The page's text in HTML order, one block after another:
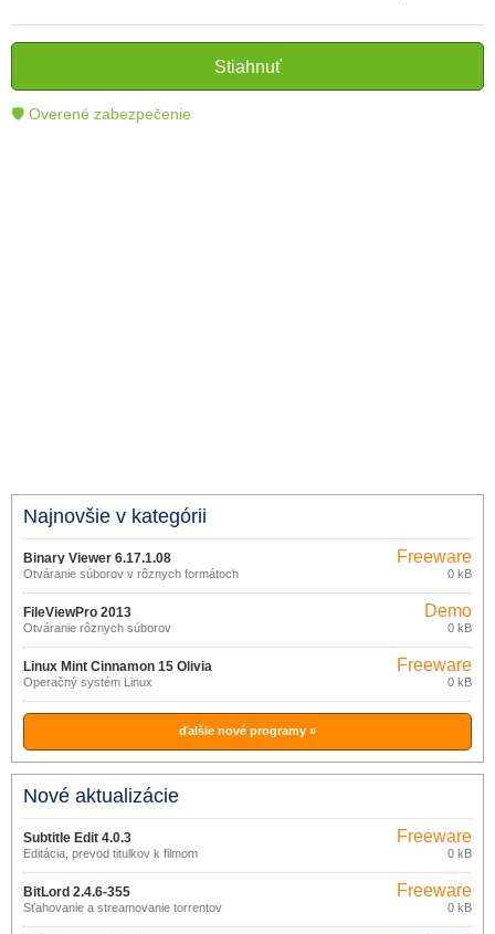
informatívnych textov, ktoré pomáhajú
čitateľom lepšie porozumieť a využiť moderné
technológie.
Stiahnuť
🛡 Overené zabezpečenie
Najnovšie v kategórii
Binary Viewer 6.17.1.08
Otváranie súborov v rôznych formátoch
Freeware
0 kB
FileViewPro 2013
Otváranie rôznych súborov
Demo
0 kB
Linux Mint Cinnamon 15 Olivia
Operačný systém Linux
Freeware
0 kB
ďalšie nové programy »
Nové aktualizácie
Subtitle Edit 4.0.3
Editácia, prevod titulkov k filmom
Freeware
0 kB
BitLord 2.4.6-355
Sťahovanie a streamovanie torrentov
Freeware
0 kB